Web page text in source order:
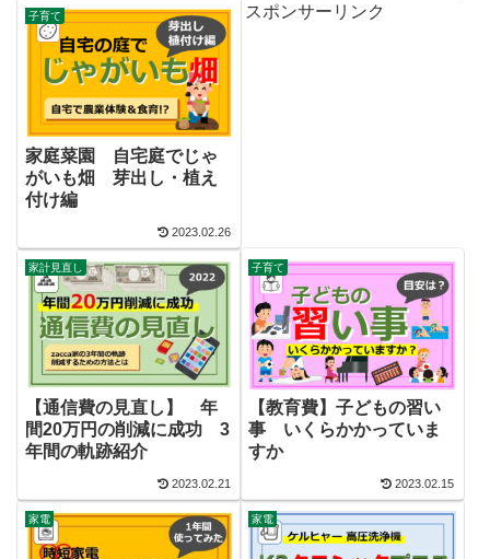
子育て
家庭菜園 自宅庭でじゃ
がいも畑 芽出し・植え
付け編
2023.02.26
スポンサーリンク
家計見直し
【通信費の見直し】 年
間20万円の削減に成功 3
年間の軌跡紹介
2023.02.21
子育て
【教育費】子どもの習い
事 いくらかかっていま
すか
2023.02.15
家電 家電